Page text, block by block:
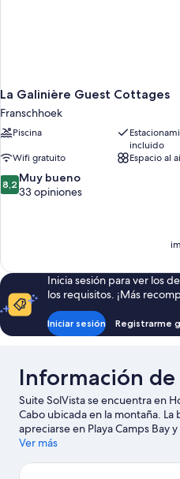
La Galinière Guest Cottages
Franschhoek
Piscina
incluido
Wifi gratuito
Espacio al
8.2
de
opiniones
8,2 Muy bueno
33 opiniones
Inicia sesión para ver los
los requisitos. ¡Más
Iniciar sesión Registrarme
Información de
Suite SolVista se encuentra en
Cabo ubicada en la montaña.
apreciarse en Playa Camps Bay
la pena conocer Sea Point
Ciudad del Cabo
Ver más